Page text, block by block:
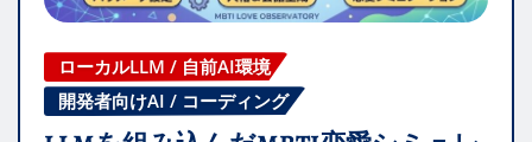
ローカルLLM / 自前AI環境
開発者向けAI / コーディング